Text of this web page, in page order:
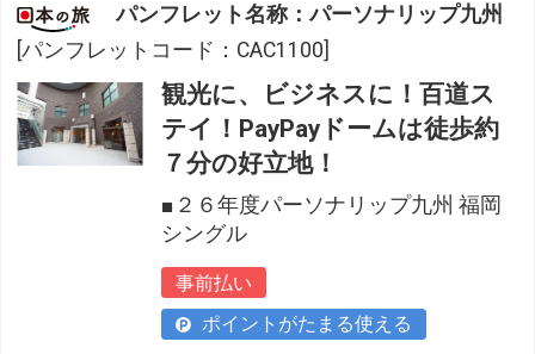
パンフレット名称：パーソナリップ九州
[パンフレットコード：CAC1100]
観光に、ビジネスに！百道ス
テイ！PayPayドームは徒歩約
７分の好立地！
■２６年度パーソナリップ九州 福岡
シングル
事前払い
ポイントがたまる使える